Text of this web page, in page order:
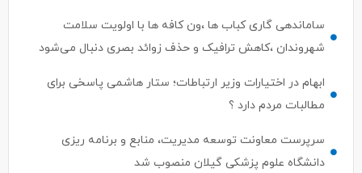
ساماندهی گاری کباب ها ،ون کافه ها با اولویت سلامت
شهروندان ،کاهش ترافیک و حذف زوائد بصری دنبال می‌شود
ابهام در اختیارات وزیر ارتباطات؛ ستار هاشمی پاسخی برای
مطالبات مردم دارد ؟
سرپرست معاونت توسعه مدیریت، منابع و برنامه ریزی
دانشگاه علوم پزشکی گیلان منصوب شد